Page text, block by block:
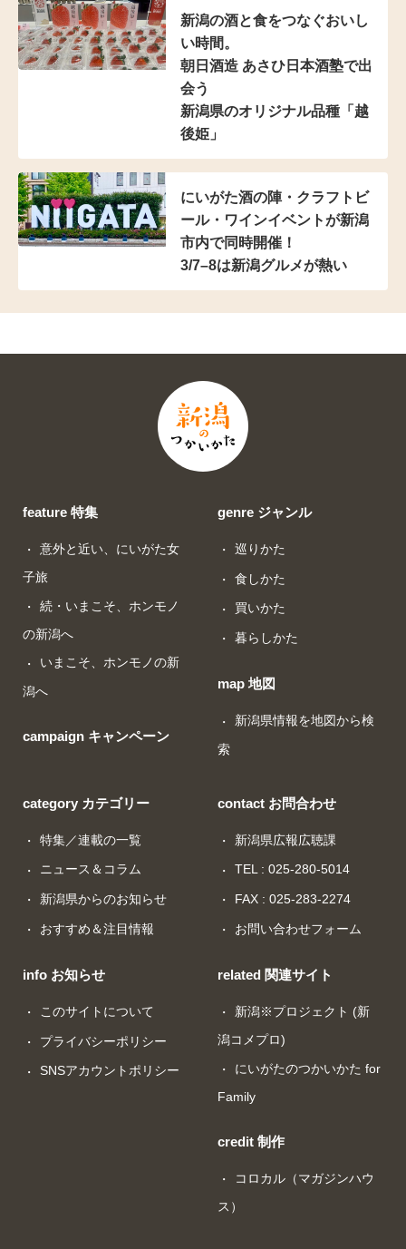
新潟の酒と食をつなぐおいし
い時間。
朝日酒造 あさひ日本酒塾で出
会う
新潟県のオリジナル品種「越
後姫」
にいがた酒の陣・クラフトビ
ール・ワインイベントが新潟
市内で同時開催！
3/7–8は新潟グルメが熱い
feature 特集
意外と近い、にいがた女
子旅
続・いまこそ、ホンモノ
の新潟へ
いまこそ、ホンモノの新
潟へ
campaign キャンペーン
genre ジャンル
巡りかた
食しかた
買いかた
暮らしかた
map 地図
新潟県情報を地図から検
索
category カテゴリー
特集／連載の一覧
ニュース＆コラム
新潟県からのお知らせ
おすすめ＆注目情報
info お知らせ
このサイトについて
プライバシーポリシー
SNSアカウントポリシー
contact お問合わせ
新潟県広報広聴課
TEL : 025-280-5014
FAX : 025-283-2274
お問い合わせフォーム
related 関連サイト
新潟※プロジェクト (新
潟コメプロ)
にいがたのつかいかた for
Family
credit 制作
コロカル（マガジンハウ
ス）